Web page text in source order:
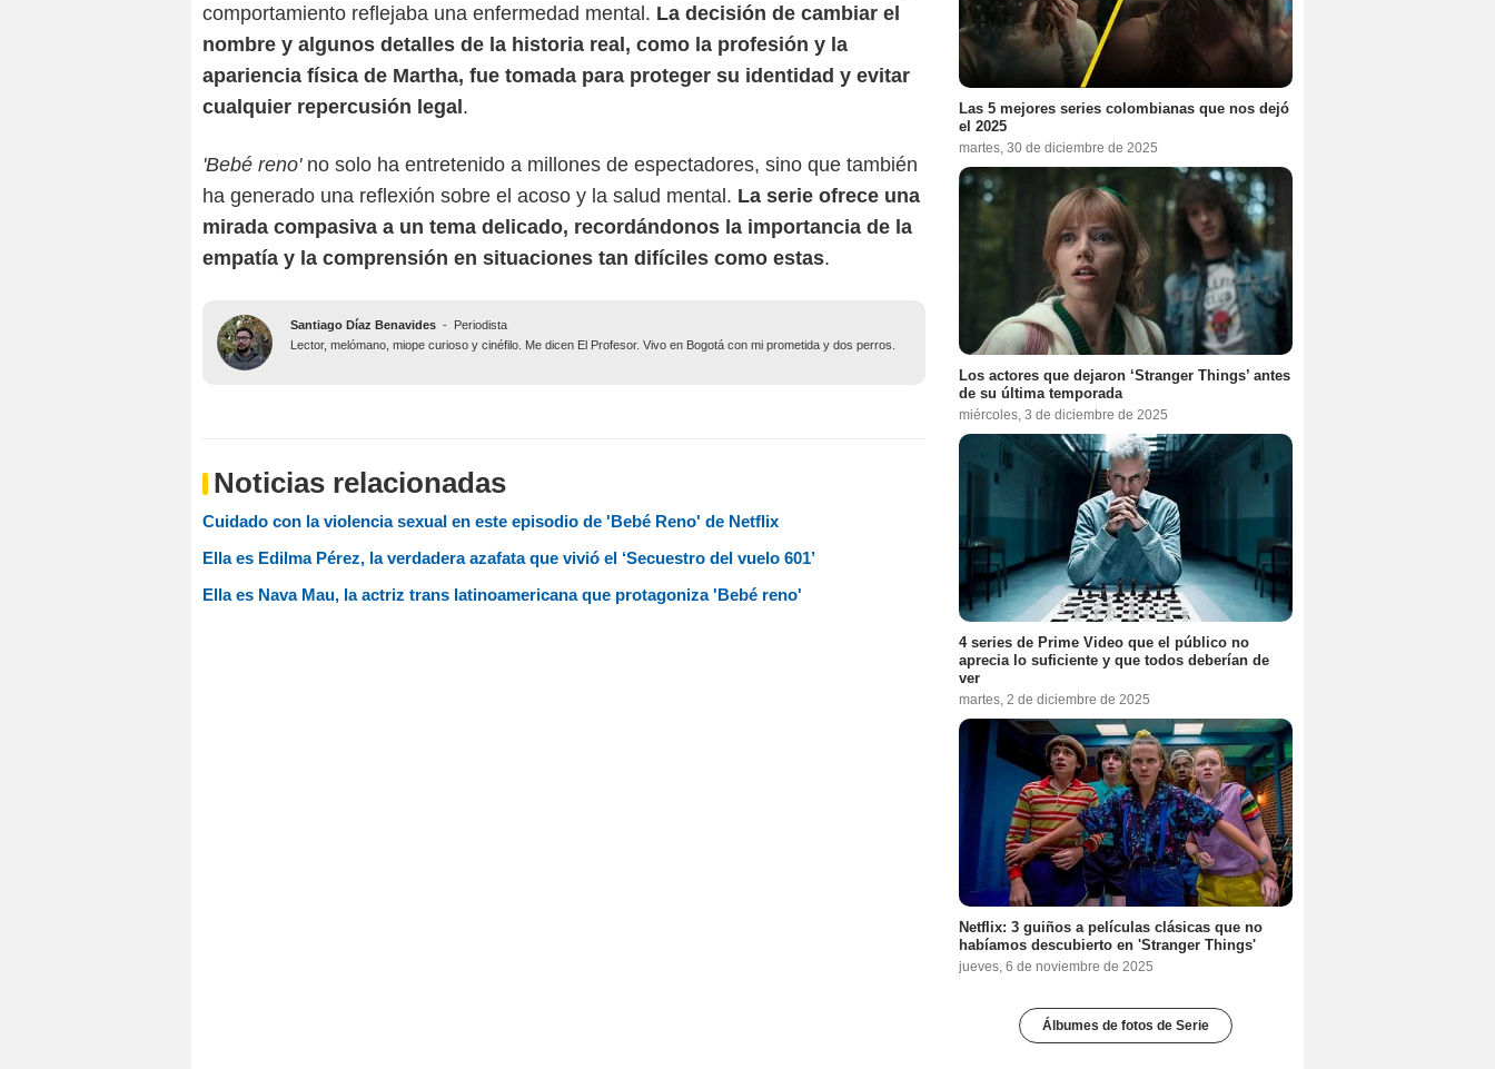
comportamiento reflejaba una enfermedad mental. La decisión de cambiar el
nombre y algunos detalles de la historia real, como la profesión y la
apariencia física de Martha, fue tomada para proteger su identidad y evitar
cualquier repercusión legal.
'Bebé reno' no solo ha entretenido a millones de espectadores, sino que también
ha generado una reflexión sobre el acoso y la salud mental. La serie ofrece una
mirada compasiva a un tema delicado, recordándonos la importancia de la
empatía y la comprensión en situaciones tan difíciles como estas.
Santiago Díaz Benavides - Periodista
Lector, melómano, miope curioso y cinéfilo. Me dicen El Profesor. Vivo en Bogotá con mi prometida y dos perros.
Noticias relacionadas
Cuidado con la violencia sexual en este episodio de 'Bebé Reno' de Netflix
Ella es Edilma Pérez, la verdadera azafata que vivió el ‘Secuestro del vuelo 601’
Ella es Nava Mau, la actriz trans latinoamericana que protagoniza 'Bebé reno'
Las 5 mejores series colombianas que nos dejó
el 2025
martes, 30 de diciembre de 2025
Los actores que dejaron ‘Stranger Things’ antes
de su última temporada
miércoles, 3 de diciembre de 2025
4 series de Prime Video que el público no
aprecia lo suficiente y que todos deberían de
ver
martes, 2 de diciembre de 2025
Netflix: 3 guiños a películas clásicas que no
habíamos descubierto en 'Stranger Things'
jueves, 6 de noviembre de 2025
Álbumes de fotos de Serie